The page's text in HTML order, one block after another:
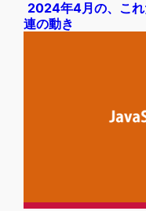
2024年4月の、こ
連の動き